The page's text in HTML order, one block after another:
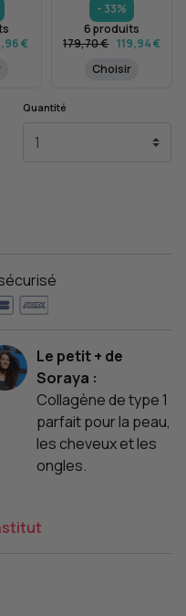
€
- 33%
6 produits
179,70 € 119,94 €
Choisir
Quantité
Le petit + de
Soraya :
Collagène de type 1
parfait pour la peau,
les cheveux et les
ongles.